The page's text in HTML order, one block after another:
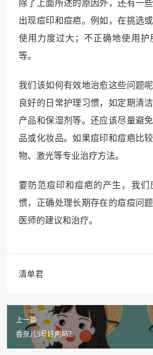
除了上面所述的原因外，还有一
出现痘印和痘疤。例如，在挑选
使用力度过大；不正确地使用
等。
我们该如何有效地治愈这些问题
良好的日常护理习惯，如定期清
产品和保湿剂等。还应该尽量避
品或化妆品。如果痘印和痘疤比
物、激光等专业治疗方法。
要防范痘印和痘疤的产生，我们
惯，正确处理长期存在的痘痘问
医师的建议和治疗。
清单君
上一篇
香奈儿5号好用吗？